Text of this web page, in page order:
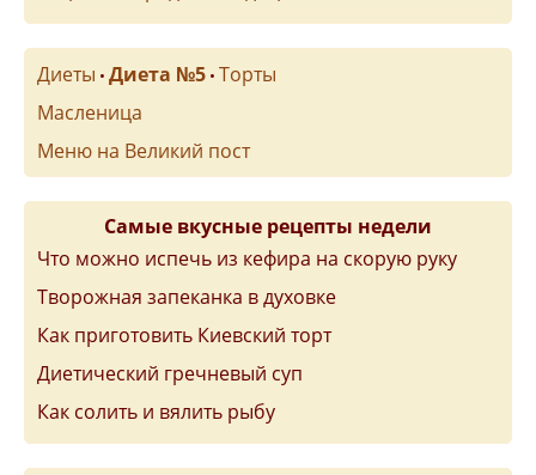
Диеты • Диета №5 • Торты
Масленица
Меню на Великий пост
Самые вкусные рецепты недели
Что можно испечь из кефира на скорую руку
Творожная запеканка в духовке
Как приготовить Киевский торт
Диетический гречневый суп
Как солить и вялить рыбу